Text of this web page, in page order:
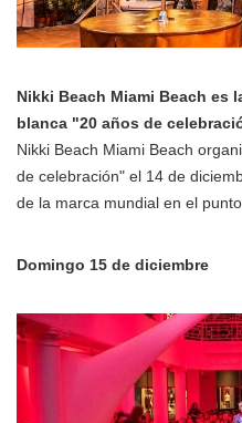
Nikki Beach Miami Beach es
blanca "20 años de
Nikki Beach Miami Beach
de celebración" el 14 de
de la marca mundial en el
Domingo 15 de diciembre